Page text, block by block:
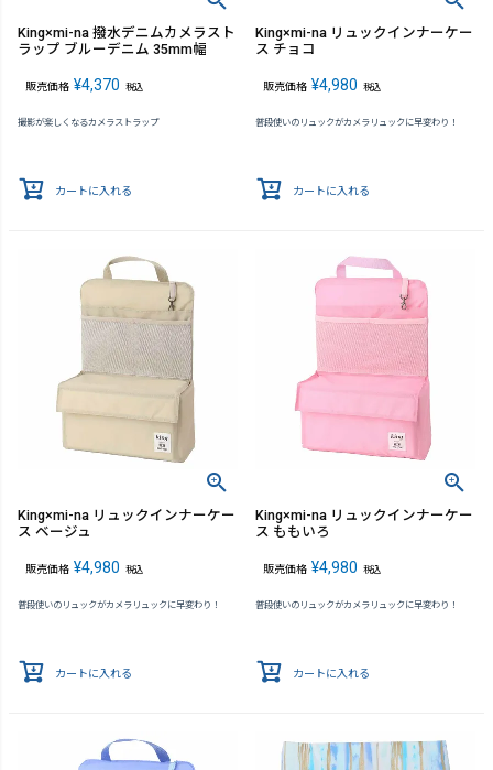
King×mi-na 撥水デニムカメラスト
ラップ ブルーデニム 35mm幅
販売価格 ¥4,370 税込
撮影が楽しくなるカメラストラップ
カートに入れる
King×mi-na リュックインナーケー
ス チョコ
販売価格 ¥4,980 税込
普段使いのリュックがカメラリュックに早変わり！
カートに入れる
King×mi-na リュックインナーケー
ス ベージュ
販売価格 ¥4,980 税込
普段使いのリュックがカメラリュックに早変わり！
カートに入れる
King×mi-na リュックインナーケー
ス ももいろ
販売価格 ¥4,980 税込
普段使いのリュックがカメラリュックに早変わり！
カートに入れる